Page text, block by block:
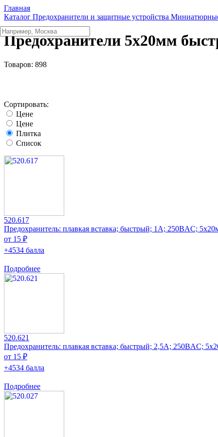
Главная
Каталог Предохранители и защитные устройства
Предохранители 5x20мм
Товаров: 898
Сортировать:
Цене
Цене
Плитка
Список
520.617
Предохранитель: плавкая вставка; быстрый; 1А; 250ВAC;
от 15 ₽
+4534 балла
Подробнее
520.621
Предохранитель: плавкая вставка; быстрый; 2,5А; 250ВAC;
от 15 ₽
+4534 балла
Подробнее